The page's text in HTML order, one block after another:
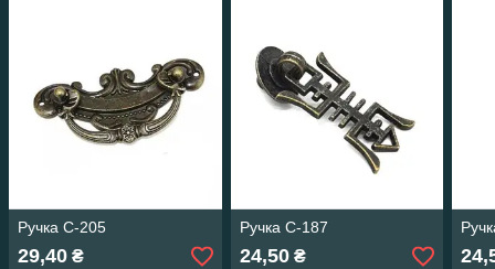
Ручка С-205
29,40 ₴
Ручка С-187
24,50₴